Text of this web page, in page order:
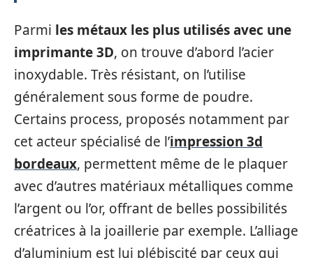
Parmi les métaux les plus utilisés avec une
imprimante 3D, on trouve d’abord l’acier
inoxydable. Très résistant, on l’utilise
généralement sous forme de poudre.
Certains process, proposés notamment par
cet acteur spécialisé de l’impression 3d
bordeaux, permettent même de le plaquer
avec d’autres matériaux métalliques comme
l’argent ou l’or, offrant de belles possibilités
créatrices à la joaillerie par exemple. L’alliage
d’aluminium est lui plébiscité par ceux qui